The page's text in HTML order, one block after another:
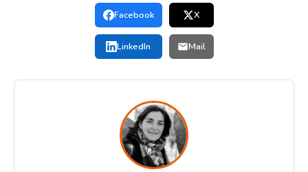
Facebook X
LinkedIn Mail